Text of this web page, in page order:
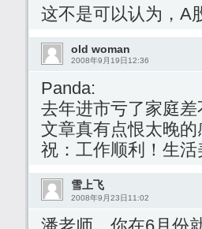
这不是可以认为，A
old woman
2008年9月19日12:36
Panda:
去年进市亏了家庭
文章真有点恨太晚
祝：工作顺利！生活
雪上飞
2008年9月23日11:02